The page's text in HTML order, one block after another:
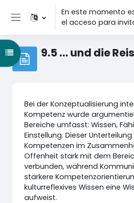
Salta al contenido principal
Panel lateral
En este momento
el acceso para
9.5 ... und die
Abrir índice del curso
Bei der Konzeptualisierung
Kompetenz wurde
Bereiche umfasst: Wissen,
Einstellung. Dieser
Kompetenzen im
Offenheit stark mit dem
verbunden, während
stärkere
kulturreflexives Wissen eine
aufweist.